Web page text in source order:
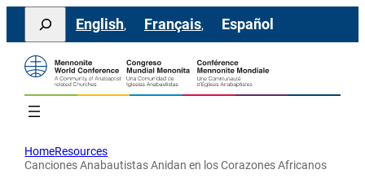
Saltar
contenido
Search
English Français Español
HomeResources
Canciones Anabautistas Anidan en los Corazones Africanos